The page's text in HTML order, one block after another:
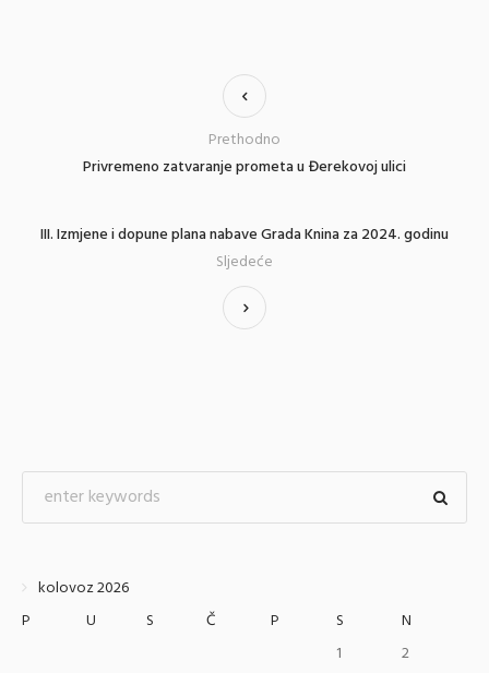
Privremeno zatvaranje prometa u Đerekovoj ulici
Prethodno
III. Izmjene i dopune plana nabave Grada Knina za 2024. godinu
Sljedeće
kolovoz 2026
P
U S Č P S
N
1
2